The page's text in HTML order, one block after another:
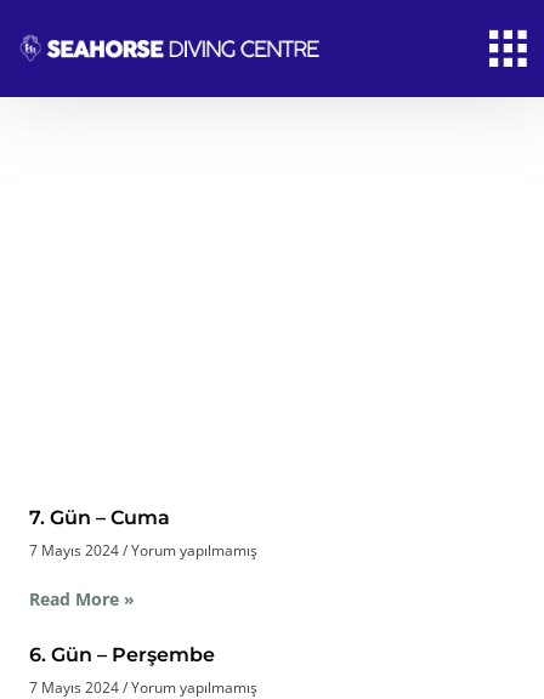
7. Gün – Cuma
7 Mayıs 2024 Yorum yapılmamış
Read More »
6. Gün – Perşembe
7 Mayıs 2024 Yorum yapılmamış